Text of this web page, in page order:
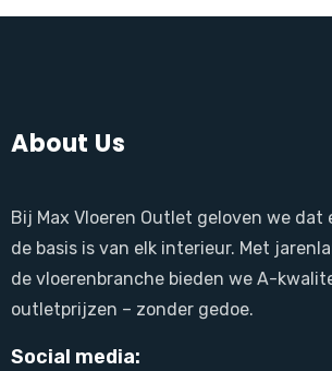
About Us
Bij Max Vloeren Outlet geloven we dat
de basis is van elk interieur. Met
de vloerenbranche bieden we A-
outletprijzen – zonder gedoe.
Social media: